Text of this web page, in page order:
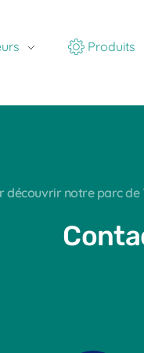
Produits
découvrir notre parc